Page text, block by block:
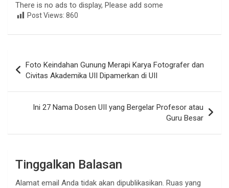
There is no ads to display, Please add some
Post Views: 860
pos
Foto Keindahan Gunung Merapi Karya Fotografer dan
Civitas Akademika UII Dipamerkan di UII
Ini 27 Nama Dosen UII yang Bergelar Profesor atau
Guru Besar
Tinggalkan Balasan
Alamat email Anda tidak akan dipublikasikan. Ruas yang